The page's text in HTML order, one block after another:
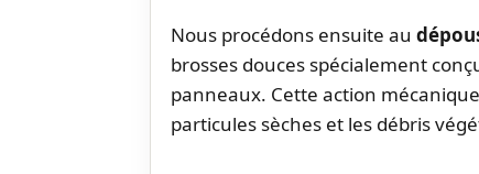
Nous procédons ensuite au
brosses douces spécialement
panneaux. Cette action
particules sèches et les débris